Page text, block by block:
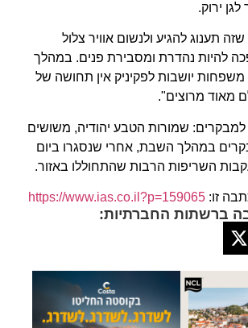
ירוק.
תענוג להגיע ולנשום אוויר צלול
להיות נהדרת ומסבירת פנים. במהלך
משפחות יושבות לפקיניק אין תחושה של
מאוד מרוצים".
שמורות הטבע יהודיה, משושים
במהלך השבת, אחרי שנסגרו ביום
השריפות הרבות שהתחוללו באזור.
זו: https://www.ias.co.il?p=159065
ברשתות החברתיות: